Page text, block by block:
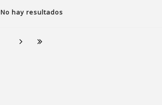
No hay resultados